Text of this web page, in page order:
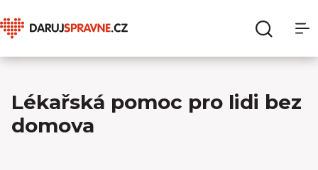
Sbírky
Lékařská pomoc pro lidi bez
domova